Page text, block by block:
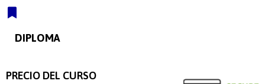
DIPLOMA
PRECIO DEL CURSO